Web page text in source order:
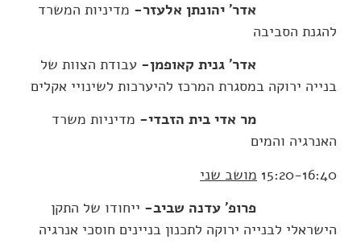
אדר' יהונתן אלעזר- מדיניות המשרד
להגנת הסביבה
אדר' גנית קאופמן- עבודת הצוות של
בנייה ירוקה במסגרת המרכז להיערכות לשינויי אקלים
מר אדי בית הזבדי- מדיניות משרד
האנרגיה והמים
15:20-16:40 מושב שני
פרופ' עדנה שביב- ייחודו של התקן
הישראלי לבנייה ירוקה לתכנון בניינים חוסכי אנרגיה